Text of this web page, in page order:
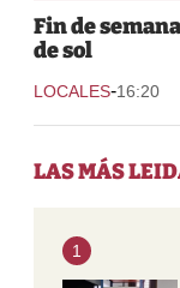
Fin de
de sol
LOCALES-16:20
LAS MÁS
1